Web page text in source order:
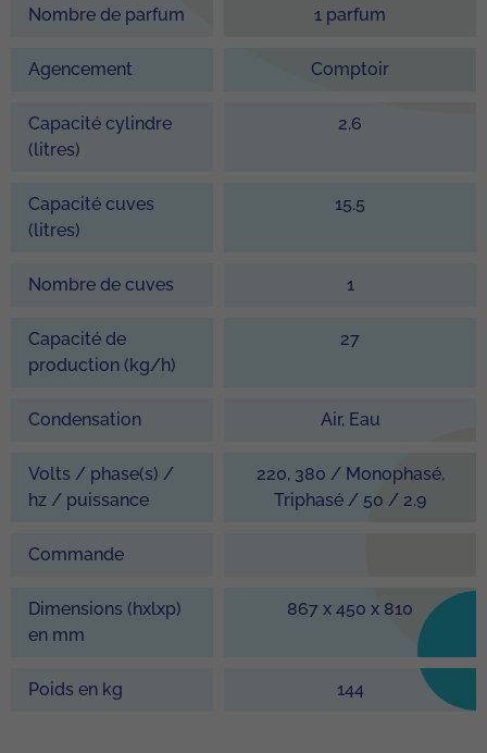
Nombre de parfum 1 parfum
Agencement Comptoir
Capacité cylindre
(litres)
2.6
Capacité cuves
(litres)
15.5
Nombre de cuves 1
Capacité de
production (kg/h)
27
Condensation Air, Eau
Volts / phase(s) /
hz / puissance
220, 380 / Monophasé,
Triphasé / 50 / 2.9
Commande
Dimensions (hxlxp)
en mm
867 x 450 x 810
Poids en kg 144